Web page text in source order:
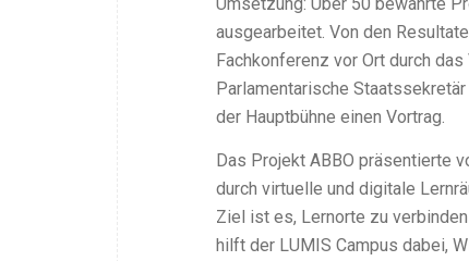
ausgearbeitet. Von den
Fachkonferenz vor Ort durch
Parlamentarische
der Hauptbühne einen Vortrag.
Das Projekt ABBO präsentierte
durch virtuelle und digitale
Ziel ist es, Lernorte zu
hilft der LUMIS Campus dabei,